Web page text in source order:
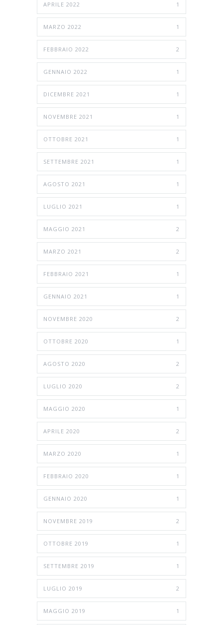
APRILE 2022 1
MARZO 2022 1
FEBBRAIO 2022 2
GENNAIO 2022 1
DICEMBRE 2021 1
NOVEMBRE 2021 1
OTTOBRE 2021 1
SETTEMBRE 2021 1
AGOSTO 2021 1
LUGLIO 2021 1
MAGGIO 2021 2
MARZO 2021 2
FEBBRAIO 2021 1
GENNAIO 2021 1
NOVEMBRE 2020 2
OTTOBRE 2020 1
AGOSTO 2020 2
LUGLIO 2020 2
MAGGIO 2020 1
APRILE 2020 2
MARZO 2020 1
FEBBRAIO 2020 1
GENNAIO 2020 1
NOVEMBRE 2019 2
OTTOBRE 2019 1
SETTEMBRE 2019 1
LUGLIO 2019 2
MAGGIO 2019 1